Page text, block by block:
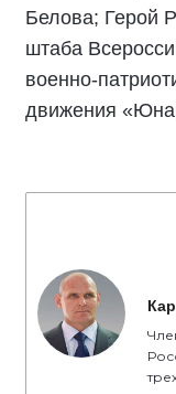
Белова; Герой
штаба
военно-
движения